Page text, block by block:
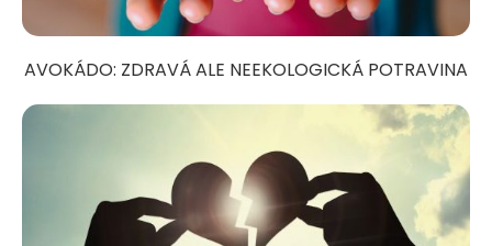
AVOKÁDO: ZDRAVÁ ALE NEEKOLOGICKÁ POTRAVINA